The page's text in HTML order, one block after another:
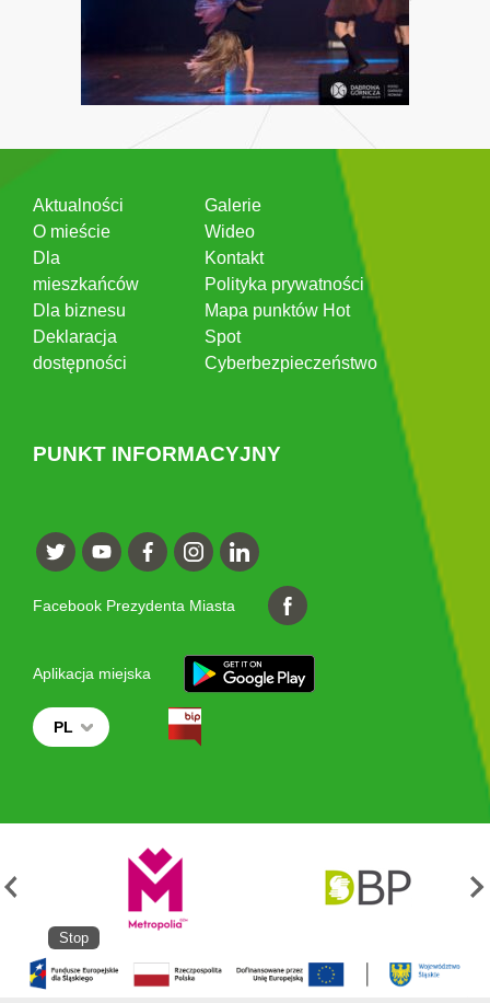
Aktualności
O mieście
Dla
mieszkańców
Dla biznesu
Deklaracja
dostępności
Galerie
Wideo
Kontakt
Polityka prywatności
Mapa punktów Hot
Spot
Cyberbezpieczeństwo
PUNKT INFORMACYJNY
Facebook Prezydenta Miasta
Aplikacja miejska
PL
Stop